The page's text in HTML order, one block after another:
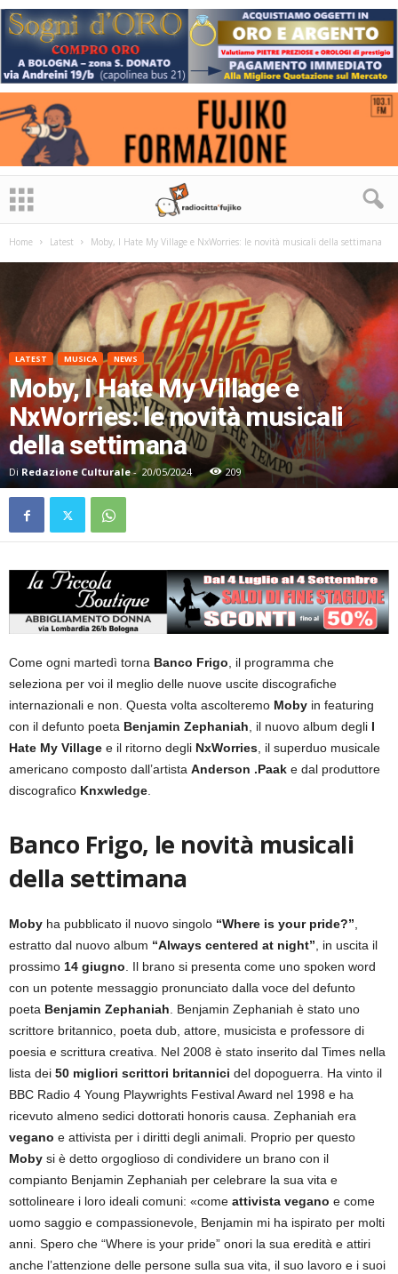
Home Latest Moby, I Hate My Village e NxWorries: le novità musicali della settimana
LATEST MUSICA NEWS
Moby, I Hate My Village e
NxWorries: le novità musicali
della settimana
Di Redazione Culturale- 20/05/2024 209
Come ogni martedì torna Banco Frigo, il programma che
seleziona per voi il meglio delle nuove uscite discografiche
internazionali e non. Questa volta ascolteremo Moby in featuring
con il defunto poeta Benjamin Zephaniah, il nuovo album degli I
Hate My Village e il ritorno degli NxWorries, il superduo musicale
americano composto dall’artista Anderson .Paak e dal produttore
discografico Knxwledge.
Banco Frigo, le novità musicali
della settimana
Moby ha pubblicato il nuovo singolo “Where is your pride?”,
estratto dal nuovo album “Always centered at night”, in uscita il
prossimo 14 giugno. Il brano si presenta come uno spoken word
con un potente messaggio pronunciato dalla voce del defunto
poeta Benjamin Zephaniah. Benjamin Zephaniah è stato uno
scrittore britannico, poeta dub, attore, musicista e professore di
poesia e scrittura creativa. Nel 2008 è stato inserito dal Times nella
lista dei 50 migliori scrittori britannici del dopoguerra. Ha vinto il
BBC Radio 4 Young Playwrights Festival Award nel 1998 e ha
ricevuto almeno sedici dottorati honoris causa. Zephaniah era
vegano e attivista per i diritti degli animali. Proprio per questo
Moby si è detto orgoglioso di condividere un brano con il
compianto Benjamin Zephaniah per celebrare la sua vita e
sottolineare i loro ideali comuni: «come attivista vegano e come
uomo saggio e compassionevole, Benjamin mi ha ispirato per molti
anni. Spero che “Where is your pride” onori la sua eredità e attiri
anche l’attenzione delle persone sulla sua vita, il suo lavoro e i suoi